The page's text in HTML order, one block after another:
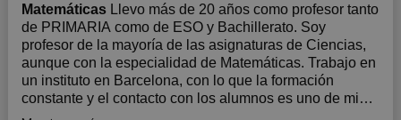
Matemáticas Llevo más de 20 años como profesor tanto
de PRIMARIA como de ESO y Bachillerato. Soy
profesor de la mayoría de las asignaturas de Ciencias,
aunque con la especialidad de Matemáticas. Trabajo en
un instituto en Barcelona, con lo que la formación
constante y el contacto con los alumnos es uno de mis
p...